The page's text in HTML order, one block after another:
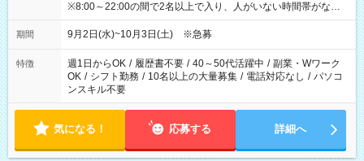
※8:00～22:00の間で2名以上で入り、人がいない時間帯がない
ように相方と時間を分け合うイメージです
期間 9月2日(水)~10月3日(土) ※急募
特徴 週1日からOK / 履歴書不要 / 40～50代活躍中 / 副業・Wワーク
OK / シフト勤務 / 10名以上の大量募集 / 電話対応なし / パソコ
ンスキル不要
気になる！ 応募する 詳細へ